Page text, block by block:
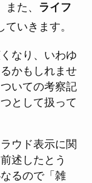
た、
ライフ
いきます。
なり、いわゆ
かもしれませ
いての考察記
として扱って
ウド表示に関
述したとう
るので「雑